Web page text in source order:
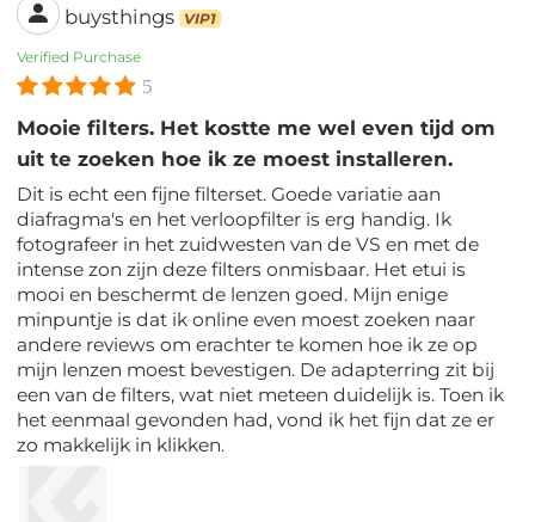
buysthings VIP1
Verified Purchase
5
Mooie filters. Het kostte me wel even tijd om
uit te zoeken hoe ik ze moest installeren.
Dit is echt een fijne filterset. Goede variatie aan
diafragma's en het verloopfilter is erg handig. Ik
fotografeer in het zuidwesten van de VS en met de
intense zon zijn deze filters onmisbaar. Het etui is
mooi en beschermt de lenzen goed. Mijn enige
minpuntje is dat ik online even moest zoeken naar
andere reviews om erachter te komen hoe ik ze op
mijn lenzen moest bevestigen. De adapterring zit bij
een van de filters, wat niet meteen duidelijk is. Toen ik
het eenmaal gevonden had, vond ik het fijn dat ze er
zo makkelijk in klikken.